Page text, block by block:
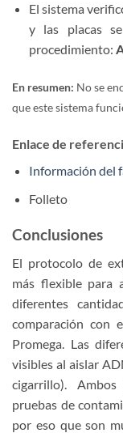
El sistema
y las placas
procedimiento:
En resumen: No se
que este sistema
Enlace de
Información del
Folleto
Conclusiones
El protocolo de
más flexible para
diferentes
comparación con
Promega. Las
visibles al aislar
cigarrillo).
pruebas de
por eso que son